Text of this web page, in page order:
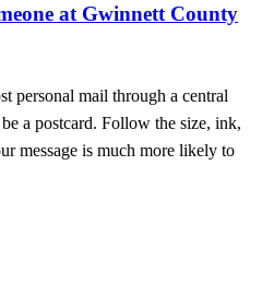
at Gwinnett County
personal mail through a central
a postcard. Follow the size, ink,
message is much more likely to